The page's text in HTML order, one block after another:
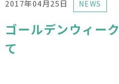
2017年04月25日 NEWS
ゴールデンウィー
て